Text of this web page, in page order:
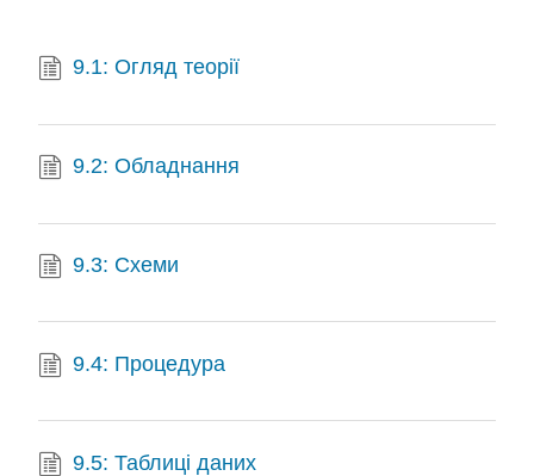
9.1: Огляд теорії
9.2: Обладнання
9.3: Схеми
9.4: Процедура
9.5: Таблиці даних